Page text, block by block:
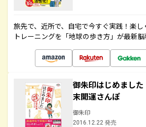
旅先で、近所で、自宅で今すぐ実践！楽
トレーニングを「地球の歩き方」が最新
御朱印はじめまし
末開運さんぽ
御朱印
2016.12.22 発売